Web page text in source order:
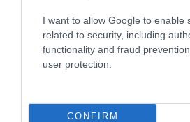
I want to allow Google to enable
related to security, including
functionality and fraud
user protection.
CONFIRM
6 Agosto 2026